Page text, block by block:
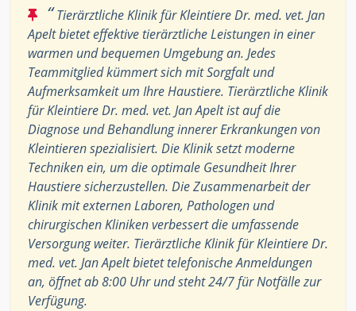
“Tierärztliche Klinik für Kleintiere Dr. med. vet. Jan
Apelt bietet effektive tierärztliche Leistungen in einer
warmen und bequemen Umgebung an. Jedes
Teammitglied kümmert sich mit Sorgfalt und
Aufmerksamkeit um Ihre Haustiere. Tierärztliche Klinik
für Kleintiere Dr. med. vet. Jan Apelt ist auf die
Diagnose und Behandlung innerer Erkrankungen von
Kleintieren spezialisiert. Die Klinik setzt moderne
Techniken ein, um die optimale Gesundheit Ihrer
Haustiere sicherzustellen. Die Zusammenarbeit der
Klinik mit externen Laboren, Pathologen und
chirurgischen Kliniken verbessert die umfassende
Versorgung weiter. Tierärztliche Klinik für Kleintiere Dr.
med. vet. Jan Apelt bietet telefonische Anmeldungen
an, öffnet ab 8:00 Uhr und steht 24/7 für Notfälle zur
Verfügung.